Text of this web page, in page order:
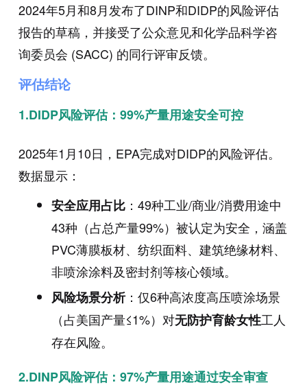
2024年5月和8月发布了DINP和DIDP的风险评估
报告的草稿，并接受了公众意见和化学品科学咨
询委员会 (SACC) 的同行评审反馈。
评估结论
1.DIDP风险评估：99%产量用途安全可控
2025年1月10日，EPA完成对DIDP的风险评估。
数据显示：
安全应用占比：49种工业/商业/消费用途中
43种（占总产量99%）被认定为安全，涵盖
PVC薄膜板材、纺织面料、建筑绝缘材料、
非喷涂涂料及密封剂等核心领域。
风险场景分析：仅6种高浓度高压喷涂场景
（占美国产量≤1%）对无防护育龄女性工人
存在风险。
2.DINP风险评估：97%产量用途通过安全审查